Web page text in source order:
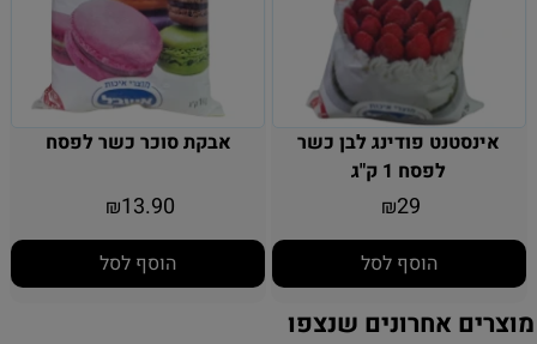
אינסטנט פודינג לבן כשר
לפסח 1 ק"ג
₪29
הוסף לסל
אבקת סוכר כשר לפסח
₪13.90
הוסף לסל
מוצרים אחרונים שנצפו